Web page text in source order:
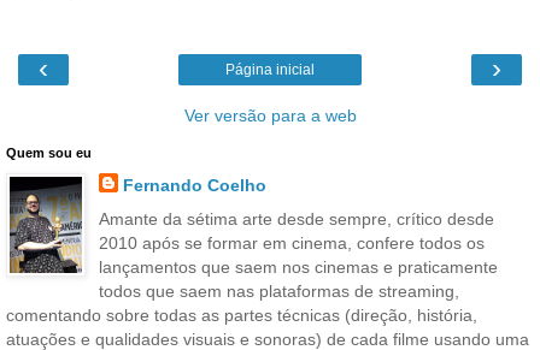
‹ ›
Página inicial
Ver versão para a web
Quem sou eu
Fernando Coelho
Amante da sétima arte desde sempre, crítico desde
2010 após se formar em cinema, confere todos os
lançamentos que saem nos cinemas e praticamente
todos que saem nas plataformas de streaming,
comentando sobre todas as partes técnicas (direção, história,
atuações e qualidades visuais e sonoras) de cada filme usando uma